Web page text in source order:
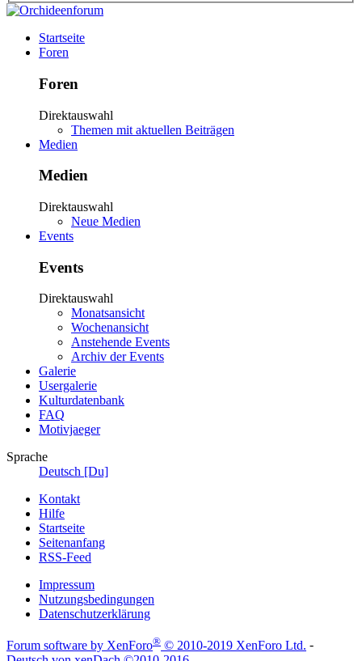
Startseite
Foren
Foren
Direktauswahl
Themen mit aktuellen Beiträgen
Medien
Medien
Direktauswahl
Neue Medien
Events
Events
Direktauswahl
Monatsansicht
Wochenansicht
Anstehende Events
Archiv der Events
Galerie
Usergalerie
Kulturdatenbank
FAQ
Motivjaeger
Sprache
Deutsch [Du]
Kontakt
Hilfe
Startseite
Seitenanfang
RSS-Feed
Impressum
Nutzungsbedingungen
Datenschutzerklärung
Forum software by XenForo® © 2010-2019 XenForo Ltd. -